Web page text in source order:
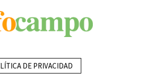
DE PRIVACIDAD